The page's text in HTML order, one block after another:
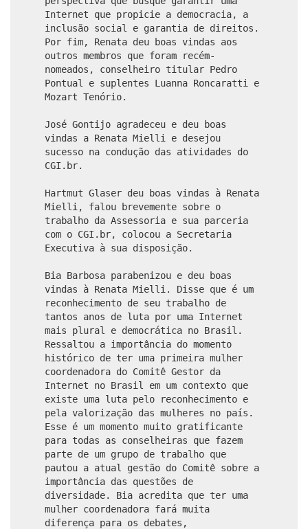
Internet que propicie a democracia, a
inclusão social e garantia de direitos.
Por fim, Renata deu boas vindas aos
outros membros que foram recém-
nomeados, conselheiro titular Pedro
Pontual e suplentes Luanna Roncaratti e
Mozart Tenório.
José Gontijo agradeceu e deu boas
vindas a Renata Mielli e desejou
sucesso na condução das atividades do
CGI.br.
Hartmut Glaser deu boas vindas à Renata
Mielli, falou brevemente sobre o
trabalho da Assessoria e sua parceria
com o CGI.br, colocou a Secretaria
Executiva à sua disposição.
Bia Barbosa parabenizou e deu boas
vindas à Renata Mielli. Disse que é um
reconhecimento de seu trabalho de
tantos anos de luta por uma Internet
mais plural e democrática no Brasil.
Ressaltou a importância do momento
histórico de ter uma primeira mulher
coordenadora do Comitê Gestor da
Internet no Brasil em um contexto que
existe uma luta pelo reconhecimento e
pela valorização das mulheres no país.
Esse é um momento muito gratificante
para todas as conselheiras que fazem
parte de um grupo de trabalho que
pautou a atual gestão do Comitê sobre a
importância das questões de
diversidade. Bia acredita que ter uma
mulher coordenadora fará muita
diferença para os debates,